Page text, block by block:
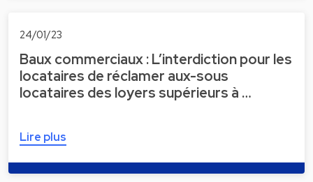
24/01/23
Baux commerciaux : L’interdiction pour les
locataires de réclamer aux-sous
locataires des loyers supérieurs à …
Lire plus